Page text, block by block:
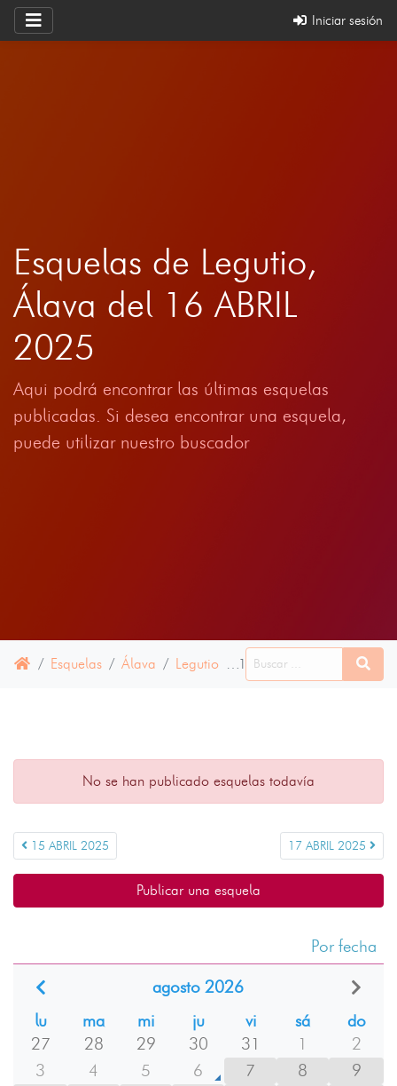
Iniciar sesión
Esquelas de Legutio,
Álava del 16 ABRIL
2025
Aqui podrá encontrar las últimas esquelas
publicadas. Si desea encontrar una esquela,
puede utilizar nuestro buscador
Esquelas Álava Legutio 16 ABRIL 2025
No se han publicado esquelas todavía
15 ABRIL 2025 17 ABRIL 2025
Publicar una esquela
Por fecha
agosto 2026
lu
ma mi ju vi sá
do
27
28 29 30 31 1
2
3
4 5 6 7 8
9